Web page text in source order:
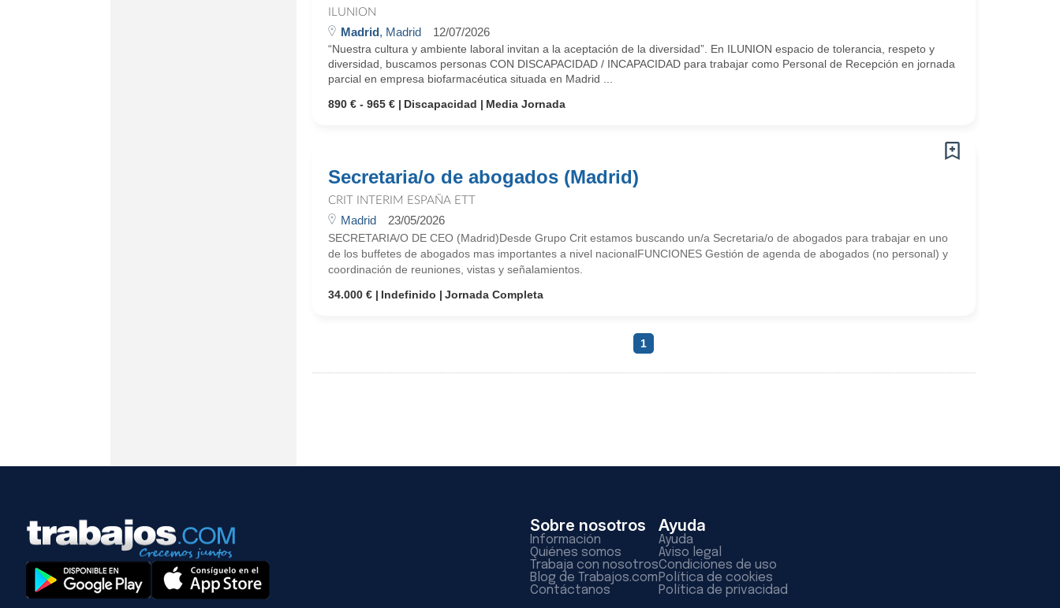
ILUNION
Madrid, Madrid 12/07/2026
“Nuestra cultura y ambiente laboral invitan a la aceptación de la diversidad”. En ILUNION espacio de tolerancia, respeto y
diversidad, buscamos personas CON DISCAPACIDAD / INCAPACIDAD para trabajar como Personal de Recepción en jornada
parcial en empresa biofarmacéutica situada en Madrid ...
890 € - 965 €
Discapacidad Media Jornada
Secretaria/o de abogados (Madrid)
CRIT INTERIM ESPAÑA ETT
Madrid 23/05/2026
SECRETARIA/O DE CEO (Madrid)Desde Grupo Crit estamos buscando un/a Secretaria/o de abogados para trabajar en uno
de los buffetes de abogados mas importantes a nivel nacionalFUNCIONES Gestión de agenda de abogados (no personal) y
coordinación de reuniones, vistas y señalamientos.
34.000 €
Indefinido Jornada Completa
1
Sobre nosotros
Información
Quiénes somos
Trabaja con nosotros
Blog de Trabajos.com
Contáctanos
Ayuda
Ayuda
Aviso legal
Condiciones de uso
Política de cookies
Política de privacidad